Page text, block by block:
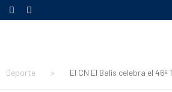
Deporte > El CN El Balís celebra el 46º